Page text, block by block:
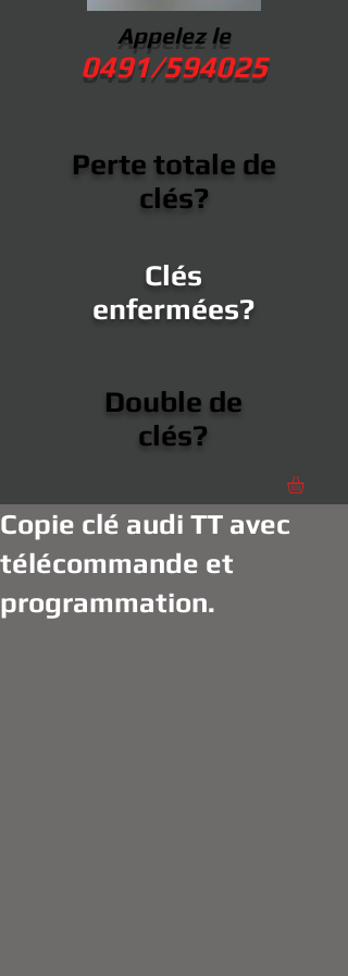
Appelez le
0491/594025
Perte totale de
clés?
Clés
enfermées?
Double de
clés?
Copie clé audi TT avec
télécommande et
programmation.